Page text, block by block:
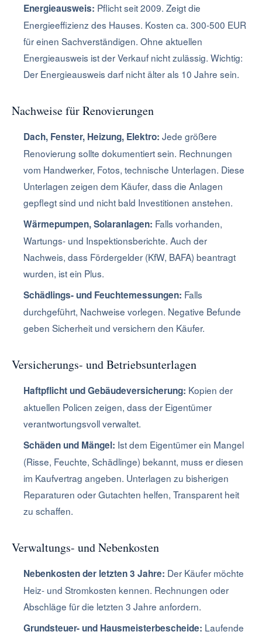
Energieausweis: Pflicht seit 2009. Zeigt die
Energieeffizienz des Hauses. Kosten ca. 300-500 EUR
für einen Sachverständigen. Ohne aktuellen
Energieausweis ist der Verkauf nicht zulässig. Wichtig:
Der Energieausweis darf nicht älter als 10 Jahre sein.
Nachweise für Renovierungen
Dach, Fenster, Heizung, Elektro: Jede größere
Renovierung sollte dokumentiert sein. Rechnungen
vom Handwerker, Fotos, technische Unterlagen. Diese
Unterlagen zeigen dem Käufer, dass die Anlagen
gepflegt sind und nicht bald Investitionen anstehen.
Wärmepumpen, Solaranlagen: Falls vorhanden,
Wartungs- und Inspektionsberichte. Auch der
Nachweis, dass Fördergelder (KfW, BAFA) beantragt
wurden, ist ein Plus.
Schädlings- und Feuchtemessungen: Falls
durchgeführt, Nachweise vorlegen. Negative Befunde
geben Sicherheit und versichern den Käufer.
Versicherungs- und Betriebsunterlagen
Haftpflicht und Gebäudeversicherung: Kopien der
aktuellen Policen zeigen, dass der Eigentümer
verantwortungsvoll verwaltet.
Schäden und Mängel: Ist dem Eigentümer ein Mangel
(Risse, Feuchte, Schädlinge) bekannt, muss er diesen
im Kaufvertrag angeben. Unterlagen zu bisherigen
Reparaturen oder Gutachten helfen, Transparent heit
zu schaffen.
Verwaltungs- und Nebenkosten
Nebenkosten der letzten 3 Jahre: Der Käufer möchte
Heiz- und Stromkosten kennen. Rechnungen oder
Abschläge für die letzten 3 Jahre anfordern.
Grundsteuer- und Hausmeisterbescheide: Laufende